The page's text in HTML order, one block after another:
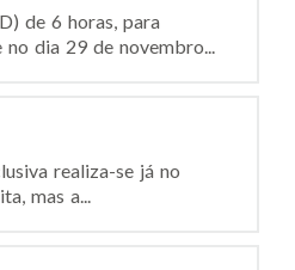
de 6 horas, para
dia 29 de novembro...
realiza-se já no
mas a...